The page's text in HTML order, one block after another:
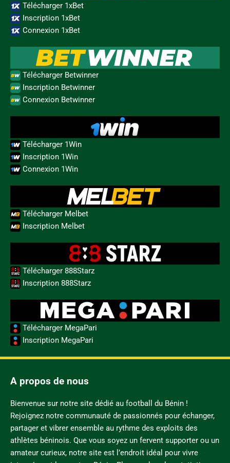
Télécharger 1xBet
Inscription 1xBet
Connexion 1xBet
Télécharger Betwinner
Inscription Betwinner
Connexion Betwinner
Télécharger 1Win
Inscription 1Win
Connexion 1Win
Télécharger Melbet
Inscription Melbet
Télécharger 888Starz
Inscription 888Starz
Télécharger MegaPari
Inscription MegaPari
A propos de nous
Bienvenue sur notre site dédié au football du Bénin !
Rejoignez notre communauté de passionnés pour échanger,
partager et vibrer ensemble au rythme des exploits des
athlètes béninois. Que vous soyez un fervent supporter ou un
amateur curieux, notre site est l’endroit idéal pour vivre